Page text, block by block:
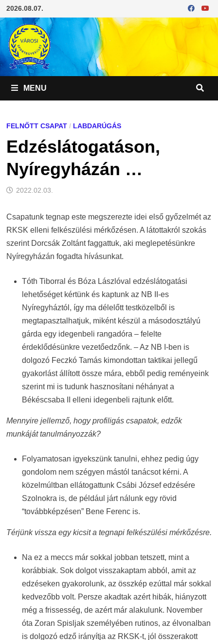
Skip
to
content
2026.08.07.
MENU
FELNŐTT CSAPAT/ LABDARÚGÁS
Edzéslátogatáson,
Nyíregyházán …
2022.02.03.
Csapatunk tegnap este megszerezte idei első győzelmét az
RKSK elleni felkészülési mérkőzésen. A látottakról szokás
szerint Dorcsák Zoltánt faggattuk, aki meglepetésünkre
Nyíregyházán fogadta hívásunkat.
Tóth Tiborral és Bóza Lászlóval edzéslátogatási
lehetőséget kértünk és kaptunk az NB II-es
Nyíregyháztól, így ma délelőtt testközelből is
megtapasztalhatjuk, miként készül a másodosztályú
gárda egy idegenbeli rangadóra – felelte
érdeklődésünkre vezetőedzőnk. – Az NB I-ben is
dolgozó Feczkó Tamás kimondottan taktikai jellegű
gyakorlást állított össze mára, ebből pedig reményeink
szerint mi is tudunk hasznosítani néhányat a
Békéscsaba II elleni idegenbeli rajtunk előtt.
Mennyire jellemző, hogy profiligás csapatok, edzők
munkáját tanulmányozzák?
Folyamatosan igyekszünk tanulni, ehhez pedig úgy
gondolom nem szégyen mástól tanácsot kérni. A
közelmúltban ellátogattunk Csábi József edzésére
Szolnokra is, de például járt nálunk egy rövid
“továbbképzésen” Bene Ferenc is.
Térjünk vissza egy kicsit a tegnapi felkészülési mérkőzésre.
Na ez a meccs már sokkal jobban tetszett, mint a
korábbiak. Sok dolgot visszakaptam abból, amit az
edzéseken gyakorolunk, az összkép ezúttal már sokkal
kedvezőbb volt. Persze akadtak azért hibák, hiányzott
még a frissesség, de azért már alakulunk. November
óta Zoran Spisljak személyében rutinos, az élvonalban
is dolgozó edző irányítja az RKSK-t, jól összerakott